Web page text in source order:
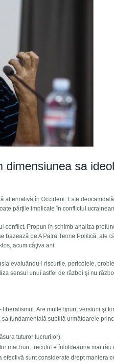
dimensiunea sa
alternativă în Occident. Este
părţile implicate în conflictul
conflict. Propun în schimb analiza
bazează pe A Patra Teorie Politică, ale
acum câţiva ani.
evaluându-i riscurile, pericolele,
sensul unui astfel de război şi nu
Are multe tipuri, versiuni şi
fundamentală subtilă următoarele
tuturor lucrurilor);
bun, trecutul e întotdeauna mai rău
sunt considerate drept maniera